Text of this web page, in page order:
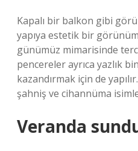
Kapalı bir balkon gibi
yapıya estetik bir
günümüz mimarisinde
pencereler ayrıca yazlık
kazandırmak için de yapılır.
şahniş ve cihannüma
Veranda